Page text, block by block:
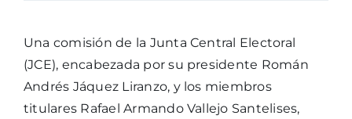
Una comisión de la Junta Central Electoral
(JCE), encabezada por su presidente Román
Andrés Jáquez Liranzo, y los miembros
titulares Rafael Armando Vallejo Santelises,